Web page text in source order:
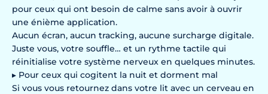
pour ceux qui ont besoin de calme sans avoir à ouvrir
une énième application.
Aucun écran, aucun tracking, aucune surcharge digitale.
Juste vous, votre souffle… et un rythme tactile qui
réinitialise votre système nerveux en quelques minutes.
▸ Pour ceux qui cogitent la nuit et dorment mal
Si vous vous retournez dans votre lit avec un cerveau en